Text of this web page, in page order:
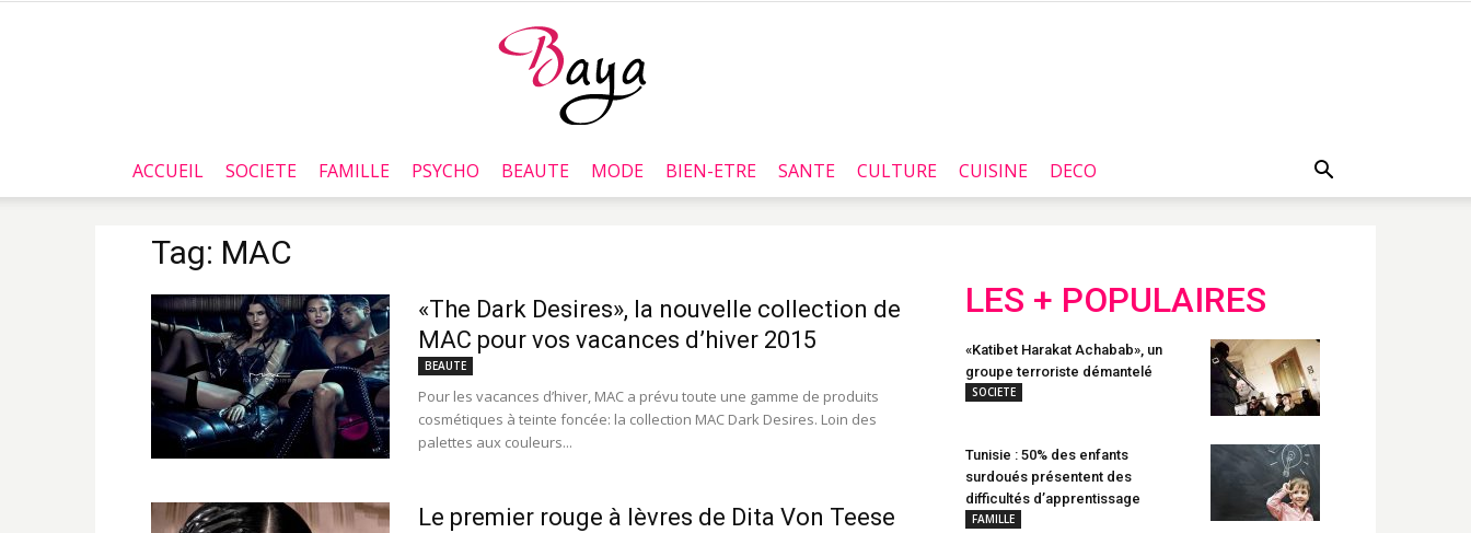
Baya.tn
ACCUEIL SOCIETE FAMILLE PSYCHO BEAUTE MODE BIEN-ETRE SANTE CULTURE CUISINE DECO
Tag: MAC
«The Dark Desires», la nouvelle collection de
MAC pour vos vacances d’hiver 2015
BEAUTE
Pour les vacances d’hiver, MAC a prévu toute une gamme de produits
cosmétiques à teinte foncée: la collection MAC Dark Desires. Loin des
palettes aux couleurs...
Le premier rouge à lèvres de Dita Von Teese
LES + POPULAIRES
«Katibet Harakat Achabab», un
groupe terroriste démantelé
SOCIETE
Tunisie : 50% des enfants
surdoués présentent des
difficultés d’apprentissage
FAMILLE